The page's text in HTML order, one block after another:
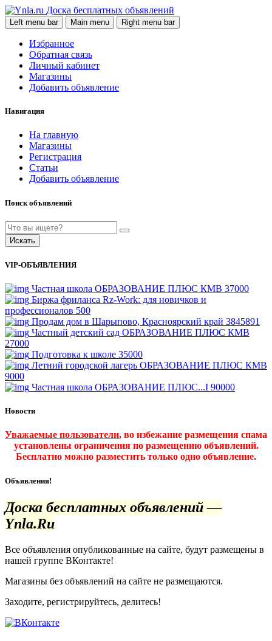
Доска бесплатных объявлений
Left menu bar Main menu Right menu bar
Избранное
Обратная связь
Личный кабинет
Магазины
Добавить объявление
Навигация
На главную
Магазины
Регистрация
Статьи
Добавить объявление
Поиск объявлений
Искать
VIP-ОБЪЯВЛЕНИЯ
Частная школа ОБРАЗОВАНИЕ ПЛЮС КМВ 37000
Биржа фриланса Rz-Work: для новичков и
профессионалов 500
Продам дом в Шарыпово, Красноярский край 3845891
Частный детский сад ОБРАЗОВАНИЕ ПЛЮС КМВ
27000
Подготовка к школе 35000
Летний городской лагерь ОБРАЗОВАНИЕ ПЛЮС КМВ
9000
Частная школа ОБРАЗОВАНИЕ ПЛЮС...I 90000
Новости
Уважаемые пользователи, во избежание размещения спама
установлены ограничения по размещению объявлений.
Бесплатно можно разместить только одно объявление.
Объявления!
Доска бесплатных объявлений —
Ynla.Ru
Все объявления опубликованные на сайте, будут размещены в
нашей группе ВКонтакте!
Магазины без объявлений на сайте не размещаются.
Заходите, регистрируйтесь, делитесь!